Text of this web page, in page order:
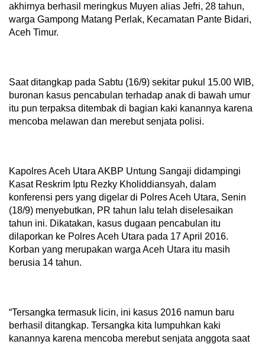
akhirnya berhasil meringkus Muyen alias Jefri, 28 tahun,
warga Gampong Matang Perlak, Kecamatan Pante Bidari,
Aceh Timur.
Saat ditangkap pada Sabtu (16/9) sekitar pukul 15.00 WIB,
buronan kasus pencabulan terhadap anak di bawah umur
itu pun terpaksa ditembak di bagian kaki kanannya karena
mencoba melawan dan merebut senjata polisi.
Kapolres Aceh Utara AKBP Untung Sangaji didampingi
Kasat Reskrim Iptu Rezky Kholiddiansyah, dalam
konferensi pers yang digelar di Polres Aceh Utara, Senin
(18/9) menyebutkan, PR tahun lalu telah diselesaikan
tahun ini. Dikatakan, kasus dugaan pencabulan itu
dilaporkan ke Polres Aceh Utara pada 17 April 2016.
Korban yang merupakan warga Aceh Utara itu masih
berusia 14 tahun.
“Tersangka termasuk licin, ini kasus 2016 namun baru
berhasil ditangkap. Tersangka kita lumpuhkan kaki
kanannya karena mencoba merebut senjata anggota saat